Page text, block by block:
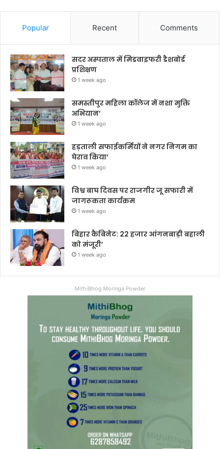
Popular Recent Comments
सदर अस्पताल में मिडवाइफरी डैशबोर्ड
प्रशिक्षण
1 week ago
समस्तीपुर महिला कॉलेज में नशा मुक्ति
अभियान’
1 week ago
हड़ताली सफाईकर्मियों ने नगर निगम का
घेराव किया’
1 week ago
विश्व बाघ दिवस पर राजगीर जू सफारी में
जागरूकता कार्यक्रम
1 week ago
बिहार कैबिनेट: 22 हजार आंगनबाड़ी बहाली
को मंजूरी’
1 week ago
MithiBhog Moringa Powder